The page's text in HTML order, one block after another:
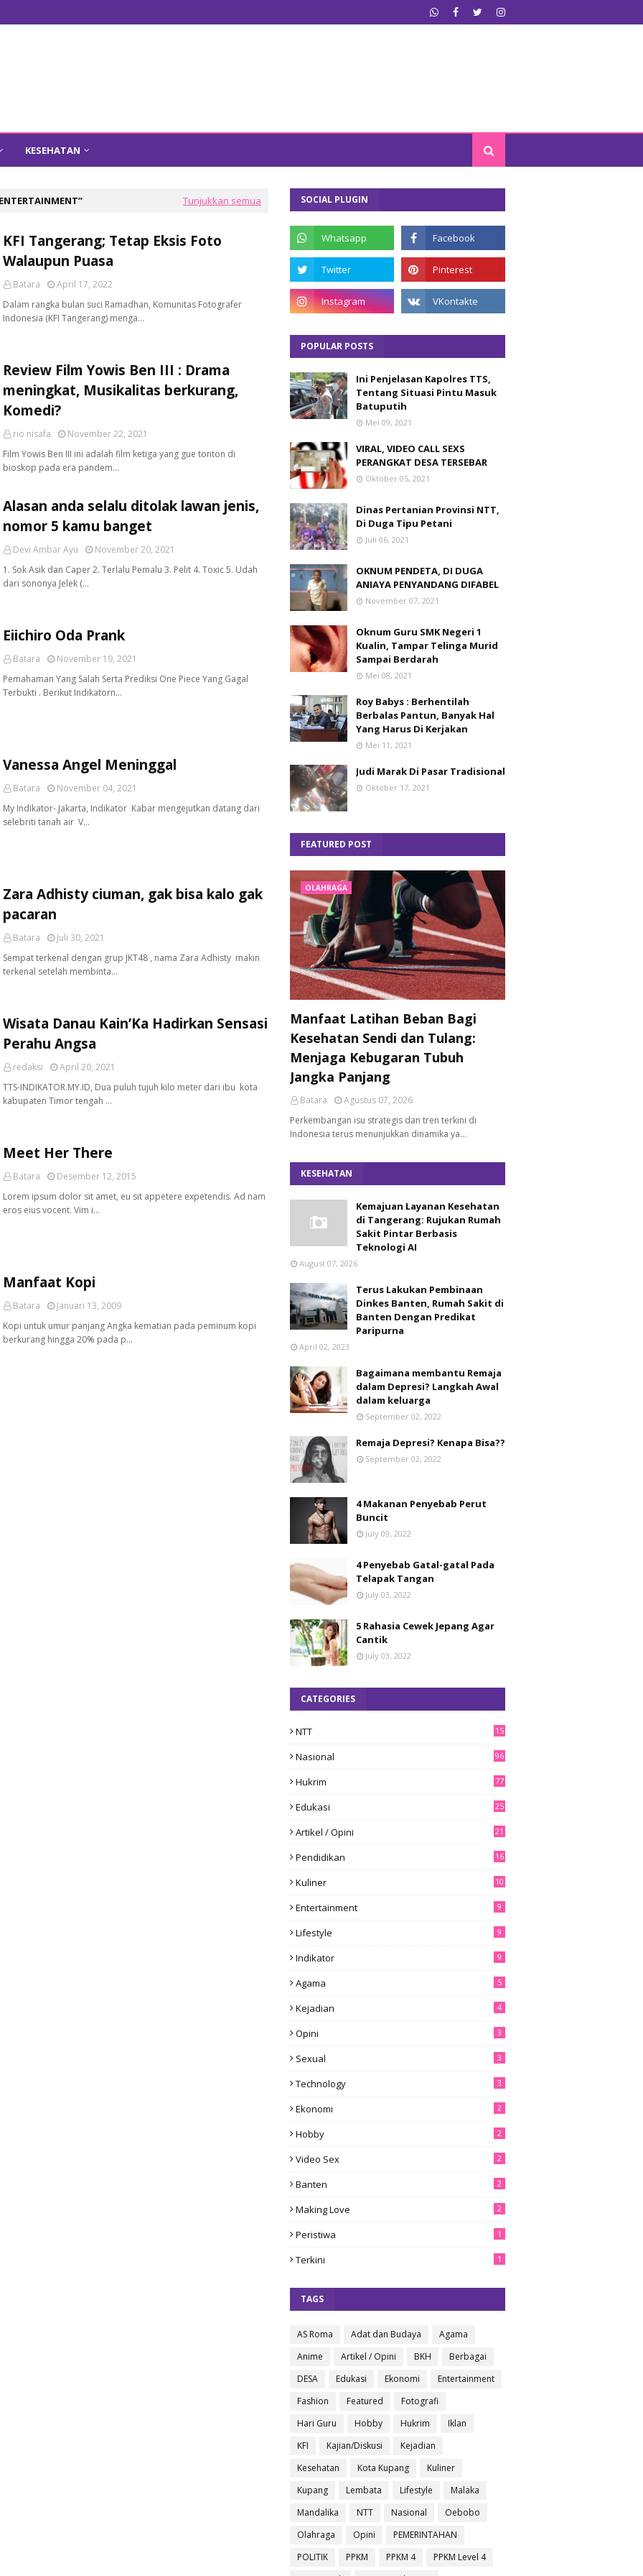
KESEHATAN
Tunjukkan semua
KFI Tangerang; Tetap Eksis Foto
Walaupun Puasa
Batara
April 17, 2022
Dalam rangka bulan suci Ramadhan, Komunitas Fotografer
Indonesia (KFI Tangerang) menga…
Review Film Yowis Ben III : Drama
meningkat, Musikalitas berkurang,
Komedi?
rio nisafa
November 22, 2021
Film Yowis Ben III ini adalah film ketiga yang gue tonton di
bioskop pada era pandem…
Alasan anda selalu ditolak lawan jenis,
nomor 5 kamu banget
Devi Ambar Ayu
November 20, 2021
1. Sok Asik dan Caper 2. Terlalu Pemalu 3. Pelit 4. Toxic 5. Udah
dari sononya Jelek (…
Eiichiro Oda Prank
Batara
November 19, 2021
Pemahaman Yang Salah Serta Prediksi One Piece Yang Gagal
Terbukti . Berikut Indikatorn…
Vanessa Angel Meninggal
Batara
November 04, 2021
My Indikator- Jakarta, Indikator Kabar mengejutkan datang dari
selebriti tanah air V…
Zara Adhisty ciuman, gak bisa kalo gak
pacaran
Batara
Juli 30, 2021
Sempat terkenal dengan grup JKT48 , nama Zara Adhisty makin
terkenal setelah membinta…
Wisata Danau Kain’Ka Hadirkan Sensasi
Perahu Angsa
redaksi
April 20, 2021
TTS-INDIKATOR.MY.ID, Dua puluh tujuh kilo meter dari ibu kota
kabupaten Timor tengah …
Meet Her There
Batara
Desember 12, 2015
Lorem ipsum dolor sit amet, eu sit appetere expetendis. Ad nam
eros eius vocent. Vim i…
Manfaat Kopi
Batara
Januari 13, 2009
Kopi untuk umur panjang Angka kematian pada peminum kopi
berkurang hingga 20% pada p…
SOCIAL PLUGIN
POPULAR POSTS
Ini Penjelasan Kapolres TTS,
Tentang Situasi Pintu Masuk
Batuputih
Mei 09, 2021
VIRAL, VIDEO CALL SEXS
PERANGKAT DESA TERSEBAR
Oktober 05, 2021
Dinas Pertanian Provinsi NTT,
Di Duga Tipu Petani
Juli 06, 2021
OKNUM PENDETA, DI DUGA
ANIAYA PENYANDANG DIFABEL
November 07, 2021
Oknum Guru SMK Negeri 1
Kualin, Tampar Telinga Murid
Sampai Berdarah
Mei 08, 2021
Roy Babys : Berhentilah
Berbalas Pantun, Banyak Hal
Yang Harus Di Kerjakan
Mei 11, 2021
Judi Marak Di Pasar Tradisional
Oktober 17, 2021
FEATURED POST
OLAHRAGA
Manfaat Latihan Beban Bagi
Kesehatan Sendi dan Tulang:
Menjaga Kebugaran Tubuh
Jangka Panjang
Batara
Agustus 07, 2026
Perkembangan isu strategis dan tren terkini di
Indonesia terus menunjukkan dinamika ya…
KESEHATAN
Kemajuan Layanan Kesehatan
di Tangerang: Rujukan Rumah
Sakit Pintar Berbasis
Teknologi AI
August 07, 2026
Terus Lakukan Pembinaan
Dinkes Banten, Rumah Sakit di
Banten Dengan Predikat
Paripurna
April 02, 2023
Bagaimana membantu Remaja
dalam Depresi? Langkah Awal
dalam keluarga
September 02, 2022
Remaja Depresi? Kenapa Bisa??
September 02, 2022
4 Makanan Penyebab Perut
Buncit
July 09, 2022
4 Penyebab Gatal-gatal Pada
Telapak Tangan
July 03, 2022
5 Rahasia Cewek Jepang Agar
Cantik
July 03, 2022
CATEGORIES
NTT
15
Nasional 96
Hukrim 77
Edukasi 25
Artikel / Opini 21
Pendidikan 16
Kuliner 10
Entertainment 9
Lifestyle 9
Indikator 9
Agama 5
Kejadian 4
Opini 3
Sexual 3
Technology 3
Ekonomi 2
Hobby 2
Video Sex 2
Banten 2
Making Love 2
Peristiwa 1
Terkini 1
TAGS
AS Roma Adat dan Budaya
Agama
Anime
Artikel / Opini BKH
Berbagai
DESA
Edukasi Ekonomi
Entertainment
Fashion
Featured
Fotografi
Hari Guru
Hobby Hukrim
Iklan
KFI
Kajian/Diskusi
Kejadian
Kesehatan
Kota Kupang
Kuliner
Kupang
Lembata Lifestyle
Malaka
Mandalika
NTT Nasional
Oebobo
Olahraga
Opini
PEMERINTAHAN
POLITIK
PPKM PPKM 4
PPKM Level 4